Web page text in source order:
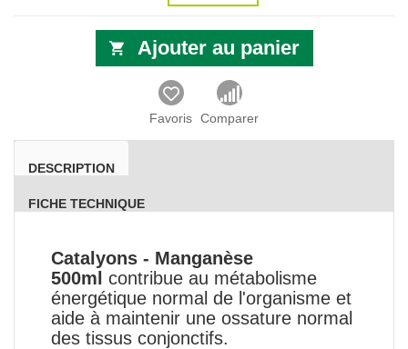
Ajouter au panier
Favoris Comparer
DESCRIPTION
FICHE TECHNIQUE
Catalyons - Manganèse
500ml contribue au métabolisme
énergétique normal de l'organisme et
aide à maintenir une ossature normal
des tissus conjonctifs.